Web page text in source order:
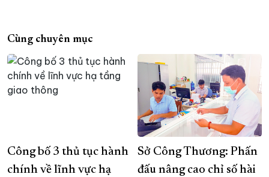
Cùng chuyên mục
Công bố 3 thủ tục hành
chính về lĩnh vực hạ
Sở Công Thương: Phấn
đấu nâng cao chỉ số hài